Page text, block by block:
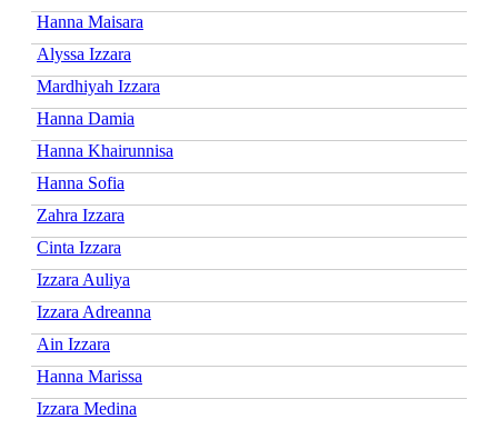
Hanna Maisara
Alyssa Izzara
Mardhiyah Izzara
Hanna Damia
Hanna Khairunnisa
Hanna Sofia
Zahra Izzara
Cinta Izzara
Izzara Auliya
Izzara Adreanna
Ain Izzara
Hanna Marissa
Izzara Medina